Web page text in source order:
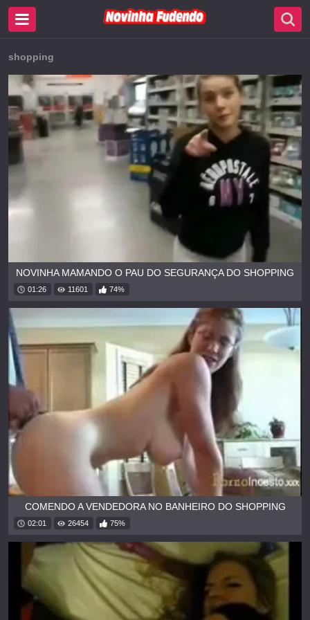
shopping
NOVINHA MAMANDO O PAU DO SEGURANÇA DO SHOPPING
01:26 11601 74%
COMENDO A VENDEDORA NO BANHEIRO DO SHOPPING
02:01 26454 75%